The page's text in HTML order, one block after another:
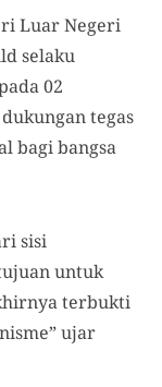
Luar Negeri
selaku
02
tegas
bagi bangsa
sisi
untuk
terbukti
ujar